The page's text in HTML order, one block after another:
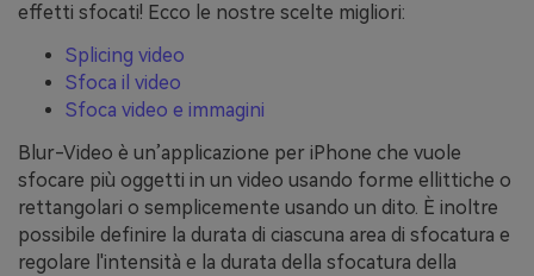
effetti sfocati! Ecco le nostre scelte migliori:
Splicing video
Sfoca il video
Sfoca video e immagini
Blur-Video è un’applicazione per iPhone che vuole
sfocare più oggetti in un video usando forme ellittiche o
rettangolari o semplicemente usando un dito. È inoltre
possibile definire la durata di ciascuna area di sfocatura e
regolare l'intensità e la durata della sfocatura della